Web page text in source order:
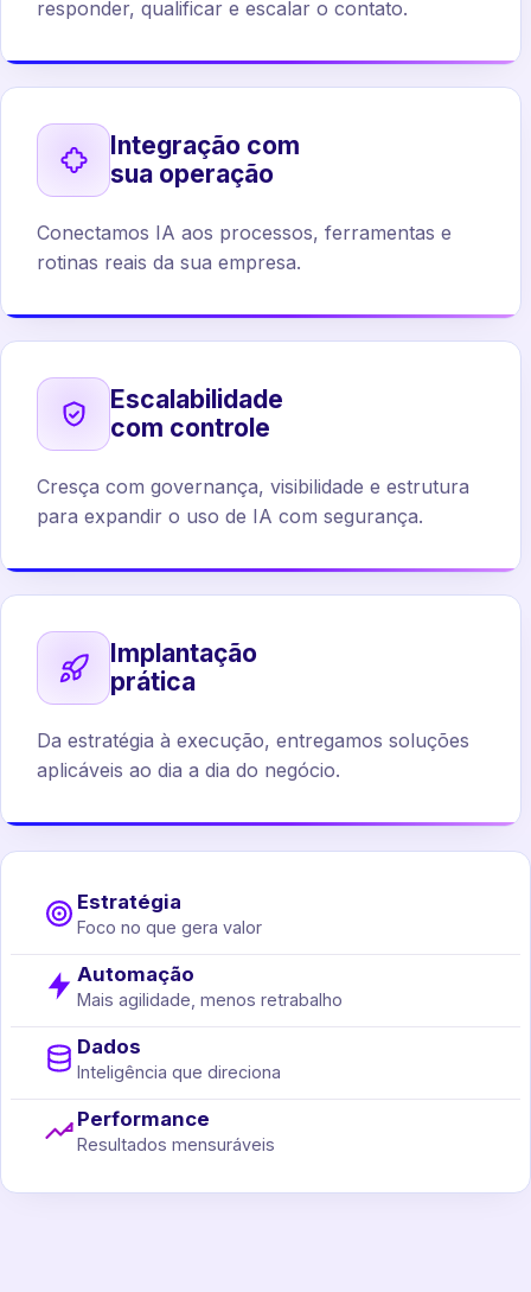
responder, qualificar e escalar o contato.
Integração com
sua operação
Conectamos IA aos processos, ferramentas e
rotinas reais da sua empresa.
Escalabilidade
com controle
Cresça com governança, visibilidade e estrutura
para expandir o uso de IA com segurança.
Implantação
prática
Da estratégia à execução, entregamos soluções
aplicáveis ao dia a dia do negócio.
Estratégia
Foco no que gera valor
Automação
Mais agilidade, menos retrabalho
Dados
Inteligência que direciona
Performance
Resultados mensuráveis